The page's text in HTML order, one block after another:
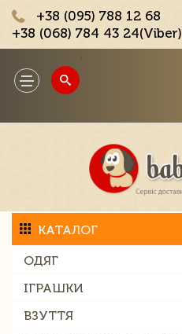
+38 (095) 788 12 68
+38 (068) 784 43 24(Viber)
Toggle
navigation
КАТАЛОГ
ОДЯГ
ІГРАШКИ
ВЗУТТЯ